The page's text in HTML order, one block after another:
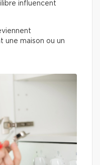
influencent
une maison ou un